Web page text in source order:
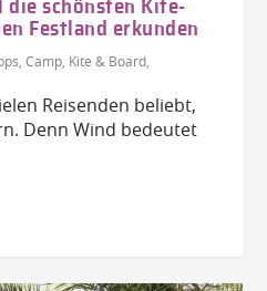
die schönsten Kite-
Festland erkunden
,Camp, Kite & Board,
Reisenden beliebt,
Denn Wind bedeutet